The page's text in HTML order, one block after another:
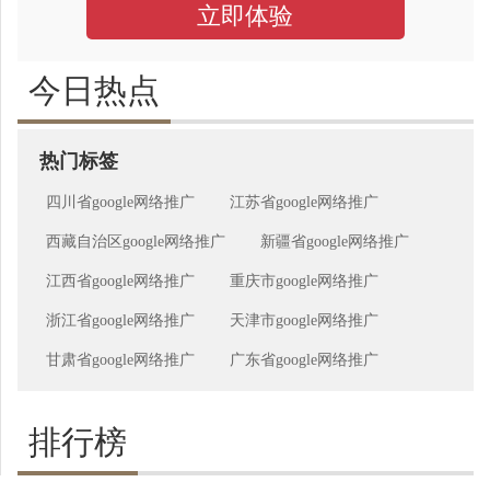
立即体验
今日热点
热门标签
四川省google网络推广 江苏省google网络推广
西藏自治区google网络推广 新疆省google网络推广
江西省google网络推广 重庆市google网络推广
浙江省google网络推广 天津市google网络推广
甘肃省google网络推广 广东省google网络推广
排行榜